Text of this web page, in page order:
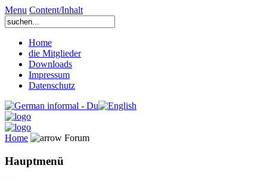
Menu Content/Inhalt
Home
die Mitglieder
Downloads
Impressum
Datenschutz
Home Forum
Hauptmenü